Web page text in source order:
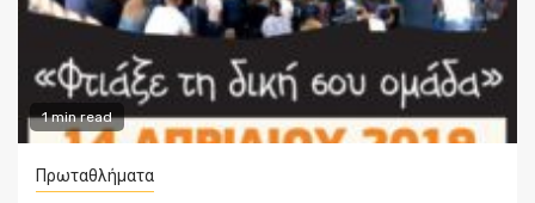
1 min read
Πρωταθλήματα